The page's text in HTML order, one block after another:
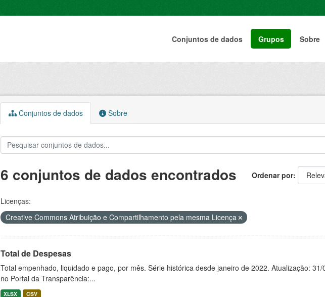
Conjuntos de dados Grupos Sobre
Conjuntos de dados Sobre
Ordenar por
6 conjuntos de dados encontrados
Licenças:
Creative Commons Atribuição e Compartilhamento pela mesma Licença
Total de Despesas
Total empenhado, liquidado e pago, por mês. Série histórica desde janeiro de 2022. Atualização:
no Portal da Transparência:...
XLSX CSV